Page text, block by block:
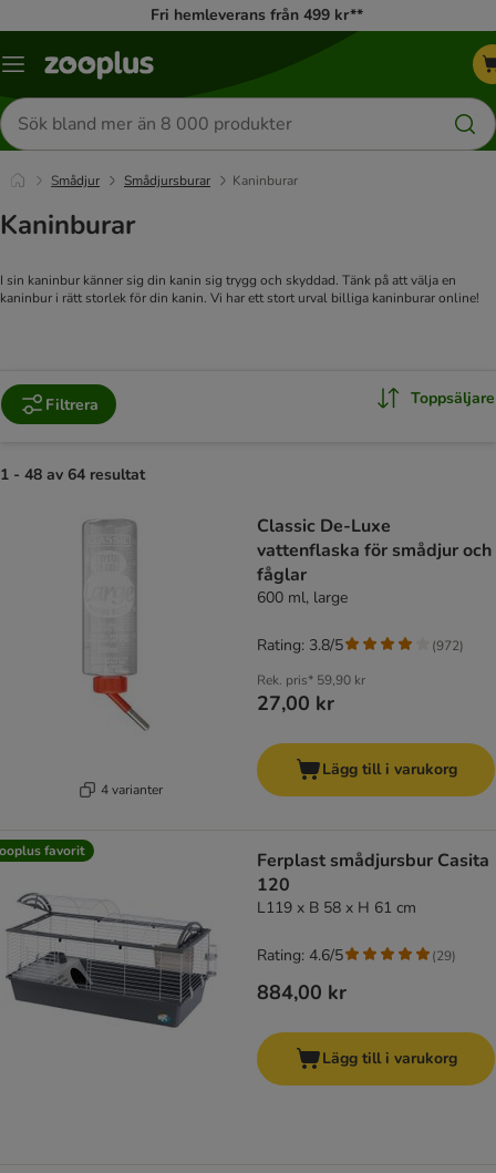
Fri hemleverans från 499 kr**
Katalogmeny
Sök
efter
produkter
Smådjur Smådjursburar Kaninburar
Kaninburar
I sin kaninbur känner sig din kanin sig trygg och skyddad. Tänk på att välja en
kaninbur i rätt storlek för din kanin. Vi har ett stort urval billiga kaninburar online!
Filtrera Toppsäljare
1 - 48 av 64 resultat
4 varianter
Classic De-Luxe
vattenflaska för smådjur och
fåglar
600 ml, large
Rek. pris* 59,90 kr
27,00 kr
Rating: 3.8/5 (972)
Lägg till i varukorg
favorit
Ferplast smådjursbur Casita
120
L119 x B 58 x H 61 cm
884,00 kr
Rating: 4.6/5 (29)
Lägg till i varukorg